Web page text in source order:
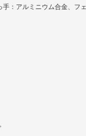
：アルミニウム合金、